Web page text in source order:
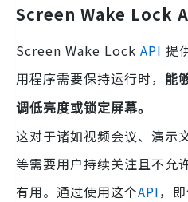
Screen Wake Lock
Screen Wake Lock API 提
用程序需要保持运行时，
能
调低亮度或锁定屏幕。
这对于诸如视频会议、演示
等需要用户持续关注且不允
有用。通过使用这个API，